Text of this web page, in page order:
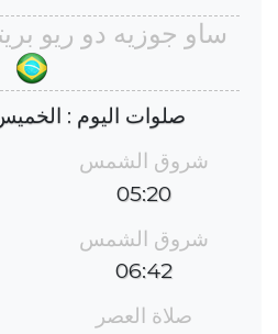
ساو جوزيه دو ريو
صلوات اليوم : الخميس، 6 آب
شروق الشمس
05:20
شروق الشمس
06:42
صلاة العصر